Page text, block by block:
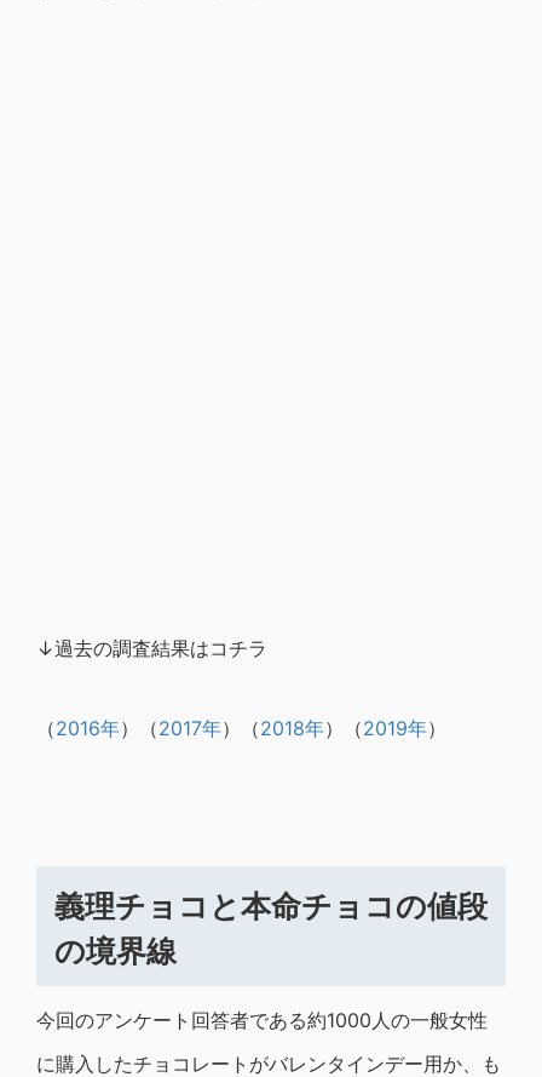
↓過去の調査結果はコチラ
（2016年）（2017年）（2018年）（2019年）
義理チョコと本命チョコの値段
の境界線
今回のアンケート回答者である約1000人の一般女性
に購入したチョコレートがバレンタインデー用か、も